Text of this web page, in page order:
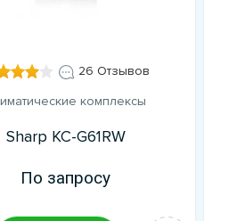
26 Отзывов
комплексы
Sharp KC-G61RW
По запросу